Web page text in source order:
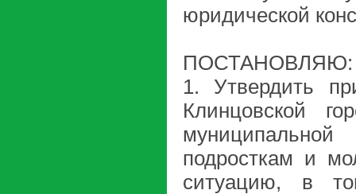
юридической
ПОСТАНОВЛЯЮ:
1. Утвердить
Клинцовской
подросткам и
ситуацию, в